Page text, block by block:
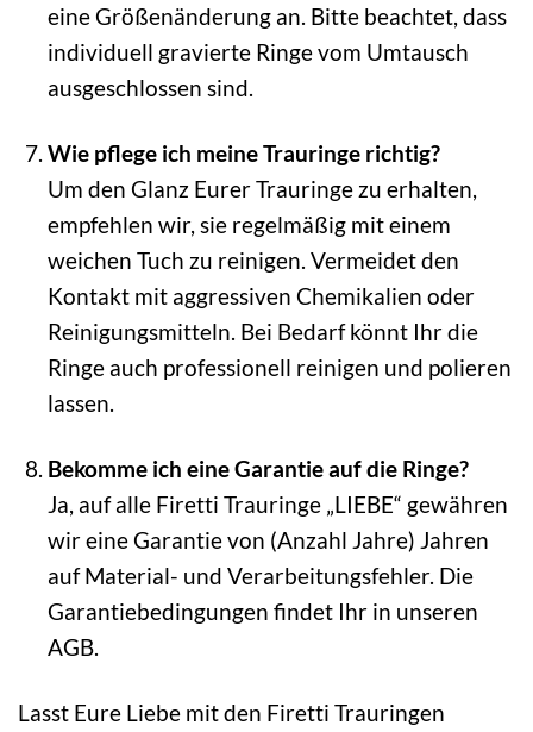
eine Größenänderung an. Bitte beachtet, dass
individuell gravierte Ringe vom Umtausch
ausgeschlossen sind.
Wie pflege ich meine Trauringe richtig?
Um den Glanz Eurer Trauringe zu erhalten,
empfehlen wir, sie regelmäßig mit einem
weichen Tuch zu reinigen. Vermeidet den
Kontakt mit aggressiven Chemikalien oder
Reinigungsmitteln. Bei Bedarf könnt Ihr die
Ringe auch professionell reinigen und polieren
lassen.
Bekomme ich eine Garantie auf die Ringe?
Ja, auf alle Firetti Trauringe „LIEBE“ gewähren
wir eine Garantie von (Anzahl Jahre) Jahren
auf Material- und Verarbeitungsfehler. Die
Garantiebedingungen findet Ihr in unseren
AGB.
Lasst Eure Liebe mit den Firetti Trauringen